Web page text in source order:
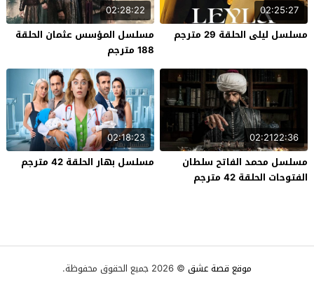
02:25:27
مسلسل ليلى الحلقة 29 مترجم
02:28:22
مسلسل المؤسس عثمان الحلقة
188 مترجم
02:2122:36
مسلسل محمد الفاتح سلطان
الفتوحات الحلقة 42 مترجم
02:18:23
مسلسل بهار الحلقة 42 مترجم
موقع قصة عشق © 2026 جميع الحقوق محفوظة.